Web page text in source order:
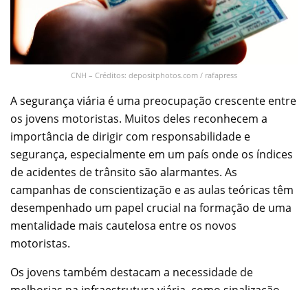
CNH – Créditos: depositphotos.com / rafapress
A segurança viária é uma preocupação crescente entre
os jovens motoristas. Muitos deles reconhecem a
importância de dirigir com responsabilidade e
segurança, especialmente em um país onde os índices
de acidentes de trânsito são alarmantes. As
campanhas de conscientização e as aulas teóricas têm
desempenhado um papel crucial na formação de uma
mentalidade mais cautelosa entre os novos
motoristas.
Os jovens também destacam a necessidade de